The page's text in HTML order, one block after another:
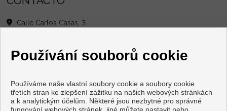
Calle Carlos Casas, 3
info@grupogordoninmobiliaria.com
cristinagrupogordon@yahoo.es
Používání souborů cookie
Používáme naše vlastní soubory cookie a soubory cookie
třetích stran ke zlepšení zážitku na našich webových stránkách
a k analytickým účelům. Některé jsou nezbytné pro správné